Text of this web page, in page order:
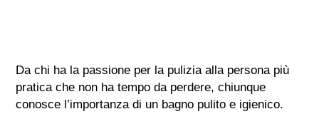
Da chi ha la passione per la pulizia alla persona più
pratica che non ha tempo da perdere, chiunque
conosce l’importanza di un bagno pulito e igienico.